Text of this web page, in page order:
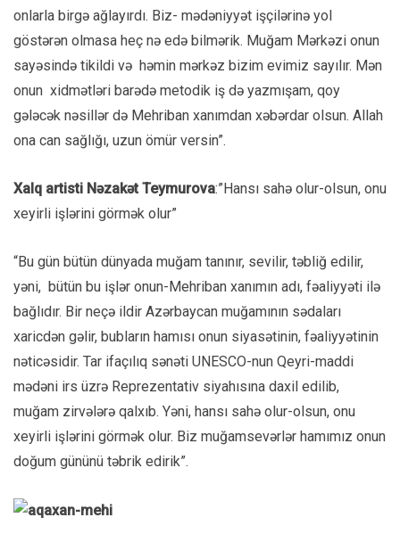
onlarla birgə ağlayırdı. Biz- mədəniyyət işçilərinə yol
göstərən olmasa heç nə edə bilmərik. Muğam Mərkəzi onun
sayəsində tikildi və həmin mərkəz bizim evimiz sayılır. Mən
onun xidmətləri barədə metodik iş də yazmışam, qoy
gələcək nəsillər də Mehriban xanımdan xəbərdar olsun. Allah
ona can sağlığı, uzun ömür versin”.
Xalq artisti Nəzakət Teymurova:”Hansı sahə olur-olsun, onu
xeyirli işlərini görmək olur”
“Bu gün bütün dünyada muğam tanınır, sevilir, təbliğ edilir,
yəni, bütün bu işlər onun-Mehriban xanımın adı, fəaliyyəti ilə
bağlıdır. Bir neçə ildir Azərbaycan muğamının sədaları
xaricdən gəlir, bubların hamısı onun siyasətinin, fəaliyyətinin
nəticəsidir. Tar ifaçılıq sənəti UNESCO-nun Qeyri-maddi
mədəni irs üzrə Reprezentativ siyahısına daxil edilib,
muğam zirvələrə qalxıb. Yəni, hansı sahə olur-olsun, onu
xeyirli işlərini görmək olur. Biz muğamsevərlər hamımız onun
doğum gününü təbrik edirik”.